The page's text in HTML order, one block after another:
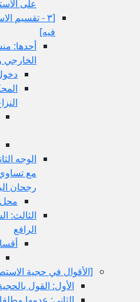
على
[٣ - تقسيم
فيه‏]
أحدها:
الخارجي
الوجه
مع
رجحان
الثالث:
الرافع
[الأقوال في حجية
الأول: القول